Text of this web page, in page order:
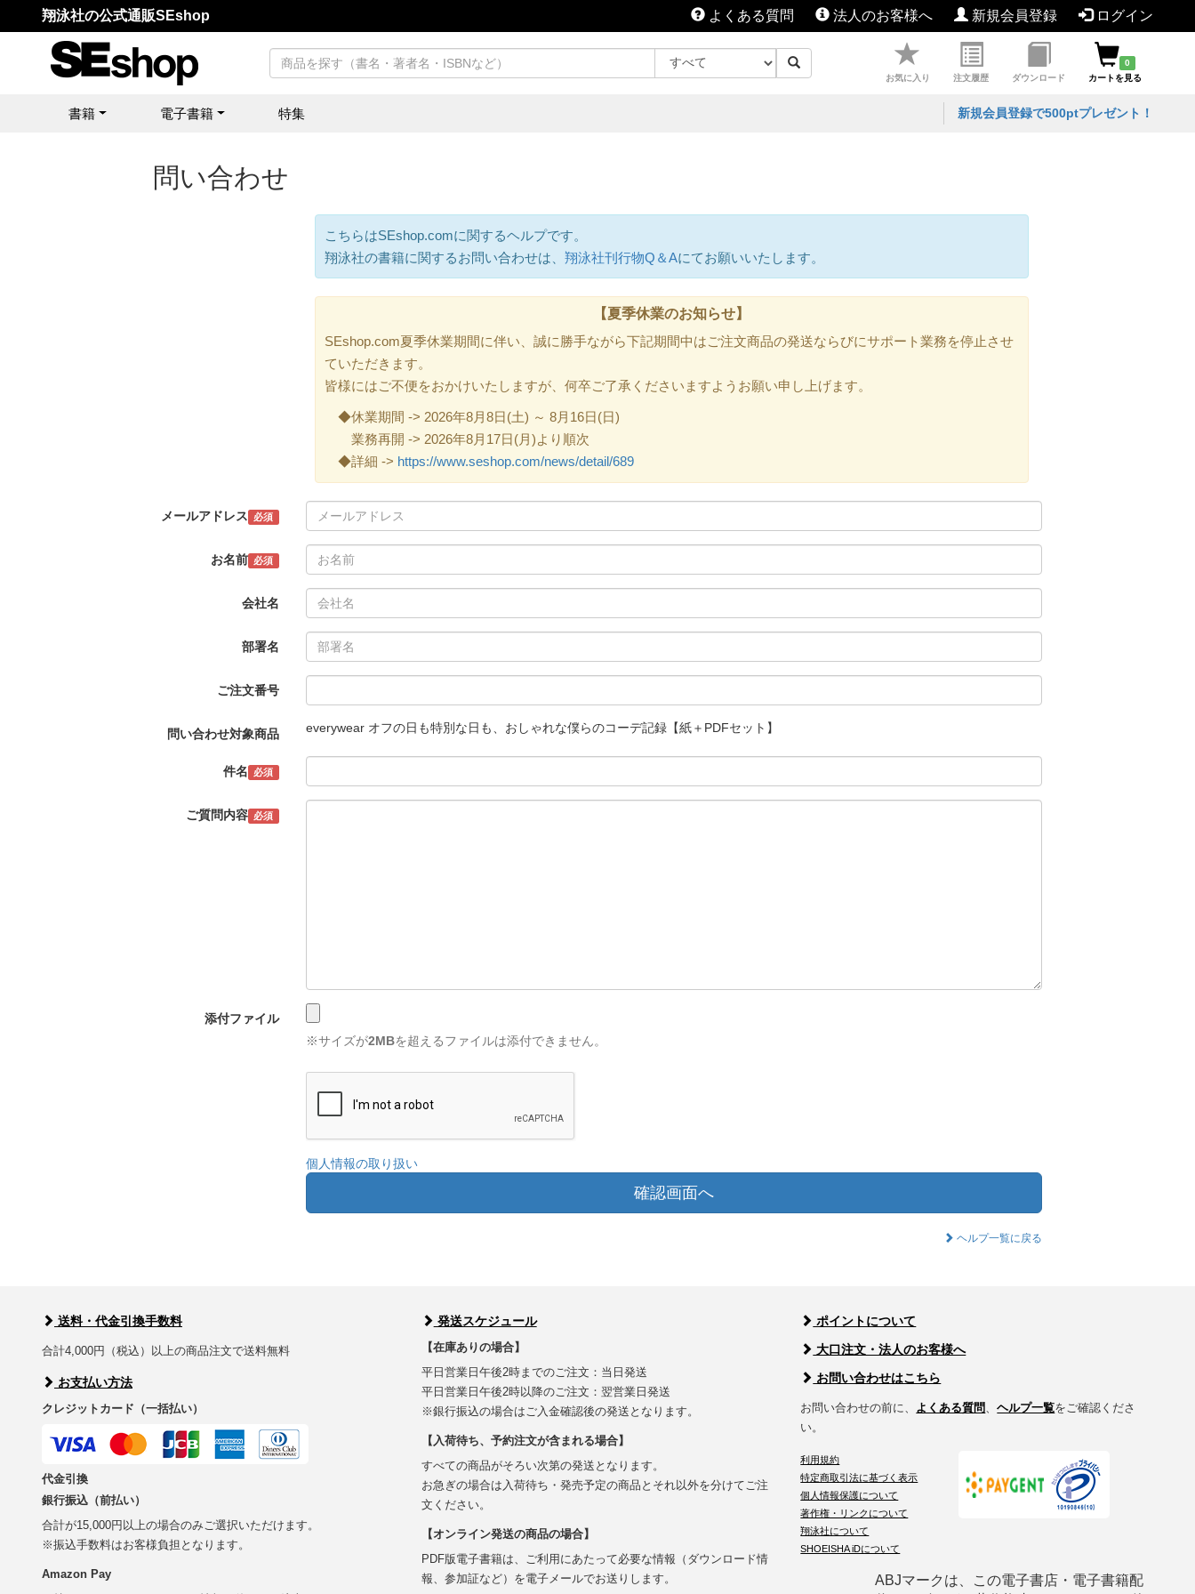
翔泳社の公式通販SEshop よくある質問 法人のお客様へ 新規会員登録 ログイン
お気に入り 注文履歴 ダウンロード
0
カートを見る
書籍 電子書籍 特集 新規会員登録で500ptプレゼント！
問い合わせ
こちらはSEshop.comに関するヘルプです。
翔泳社の書籍に関するお問い合わせは、 翔泳社刊行物Q＆Aにてお願いいたします。
【夏季休業のお知らせ】
SEshop.com夏季休業期間に伴い、誠に勝手ながら下記期間中はご注文商品の発送ならびにサポート業務を停止させ
ていただきます。
皆様にはご不便をおかけいたしますが、何卒ご了承くださいますようお願い申し上げます。
◆休業期間 -> 2026年8月8日(土) ～ 8月16日(日)
業務再開 -> 2026年8月17日(月)より順次
◆詳細 -> https://www.seshop.com/news/detail/689
メールアドレス 必須
お名前 必須
会社名
部署名
ご注文番号
問い合わせ対象商品 everywear オフの日も特別な日も、おしゃれな僕らのコーデ記録【紙＋PDFセット】
件名 必須
ご質問内容 必須
添付ファイル
※サイズが2MBを超えるファイルは添付できません。
個人情報の取り扱い
確認画面へ
ヘルプ一覧に戻る
送料・代金引換手数料
合計4,000円（税込）以上の商品注文で送料無料
お支払い方法
クレジットカード（一括払い）
代金引換
銀行振込（前払い）
合計が15,000円以上の場合のみご選択いただけます。
※振込手数料はお客様負担となります。
Amazon Pay
発送スケジュール
【在庫ありの場合】
平日営業日午後2時までのご注文：当日発送
平日営業日午後2時以降のご注文：翌営業日発送
※銀行振込の場合はご入金確認後の発送となります。
【入荷待ち、予約注文が含まれる場合】
すべての商品がそろい次第の発送となります。
お急ぎの場合は入荷待ち・発売予定の商品とそれ以外を分けてご注
文ください。
【オンライン発送の商品の場合】
PDF版電子書籍は、ご利用にあたって必要な情報（ダウンロード情
報、参加証など）を電子メールでお送りします。
ポイントについて
大口注文・法人のお客様へ
お問い合わせはこちら
お問い合わせの前に、 よくある質問、ヘルプ一覧をご確認くださ
い。
利用規約
特定商取引法に基づく表示
個人情報保護について
著作権・リンクについて
翔泳社について
SHOEISHA iDについて
ABJマークは、この電子書店・電子書籍配